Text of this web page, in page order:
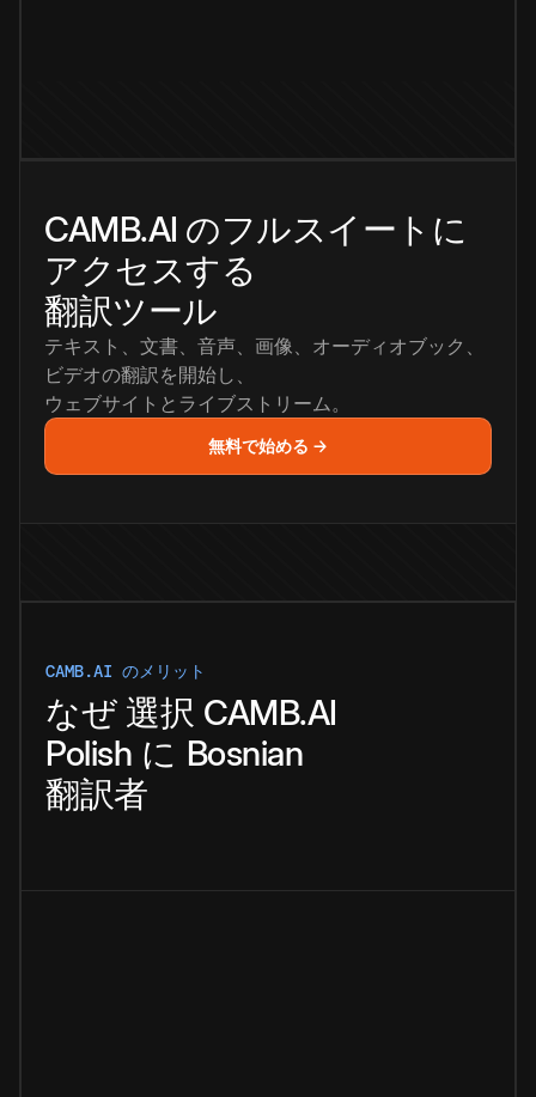
CAMB.AI のフルスイートに
アクセスする
翻訳ツール
テキスト、文書、音声、画像、オーディオブック、
ビデオの翻訳を開始し、
ウェブサイトとライブストリーム。
無料で始める →
CAMB.AI のメリット
なぜ 選択 CAMB.AI
Polish に Bosnian
翻訳者